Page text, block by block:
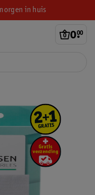
in huis
0.
00